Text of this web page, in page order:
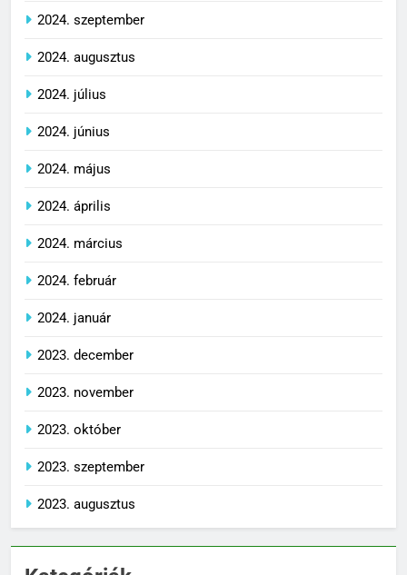
2024. szeptember
2024. augusztus
2024. július
2024. június
2024. május
2024. április
2024. március
2024. február
2024. január
2023. december
2023. november
2023. október
2023. szeptember
2023. augusztus